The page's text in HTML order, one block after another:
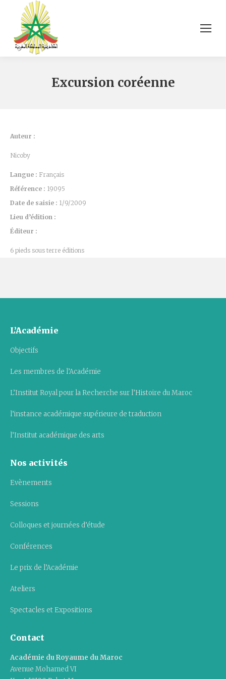
Excursion coréenne
Auteur :
Nicoby
Langue : Français
Référence : 19095
Date de saisie : 1/9/2009
Lieu d’édition :
Éditeur :
6 pieds sous terre éditions
L’Académie
Objectifs
Les membres de l’Académie
L’Institut Royal pour la Recherche sur l’Histoire du Maroc
l’instance académique supérieure de traduction
l’Institut académique des arts
Nos activités
Evènements
Sessions
Colloques et journées d’étude
Conférences
Le prix de l’Académie
Ateliers
Spectacles et Expositions
Contact
Académie du Royaume du Maroc
Avenue Mohamed VI